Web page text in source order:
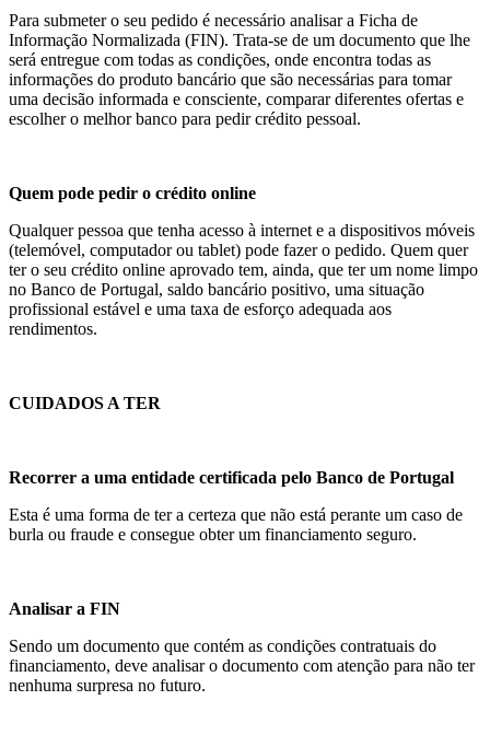
Para submeter o seu pedido é necessário analisar a Ficha de
Informação Normalizada (FIN). Trata-se de um documento que lhe
será entregue com todas as condições, onde encontra todas as
informações do produto bancário que são necessárias para tomar
uma decisão informada e consciente, comparar diferentes ofertas e
escolher o melhor banco para pedir crédito pessoal.
Quem pode pedir o crédito online
Qualquer pessoa que tenha acesso à internet e a dispositivos móveis
(telemóvel, computador ou tablet) pode fazer o pedido. Quem quer
ter o seu crédito online aprovado tem, ainda, que ter um nome limpo
no Banco de Portugal, saldo bancário positivo, uma situação
profissional estável e uma taxa de esforço adequada aos
rendimentos.
CUIDADOS A TER
Recorrer a uma entidade certificada pelo Banco de Portugal
Esta é uma forma de ter a certeza que não está perante um caso de
burla ou fraude e consegue obter um financiamento seguro.
Analisar a FIN
Sendo um documento que contém as condições contratuais do
financiamento, deve analisar o documento com atenção para não ter
nenhuma surpresa no futuro.